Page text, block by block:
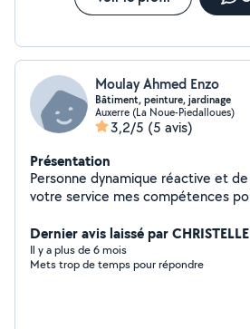
Moulay Ahmed Enzo
Bâtiment, peinture, jardinage
Auxerre (La Noue-Piedalloues)
3,2/5 (5 avis)
Présentation
Personne dynamique réactive et
votre service mes compétences
cuisine, WC. Terrassement, jardinage *débarrasse
encombrants de chez vous, greniers
Dernier avis laissé par
Il y a plus de 6 mois
Mets trop de temps pour répondre